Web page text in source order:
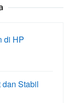
di HP
Stabil